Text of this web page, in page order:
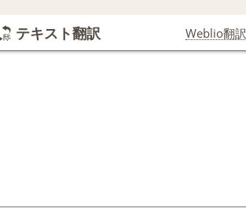
テキスト翻訳 Weblio翻訳